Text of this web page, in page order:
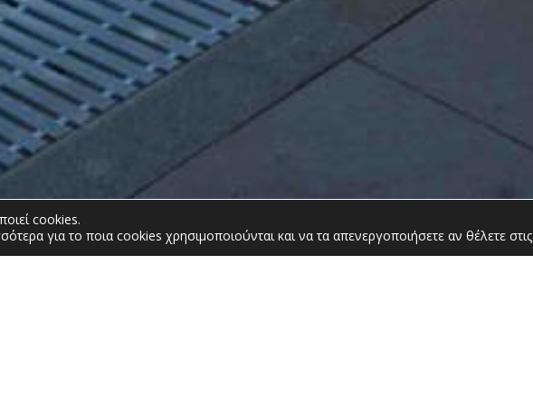
cookies.
για το ποια cookies χρησιμοποιούνται και να τα απενεργοποιήσετε αν θέλετε στις